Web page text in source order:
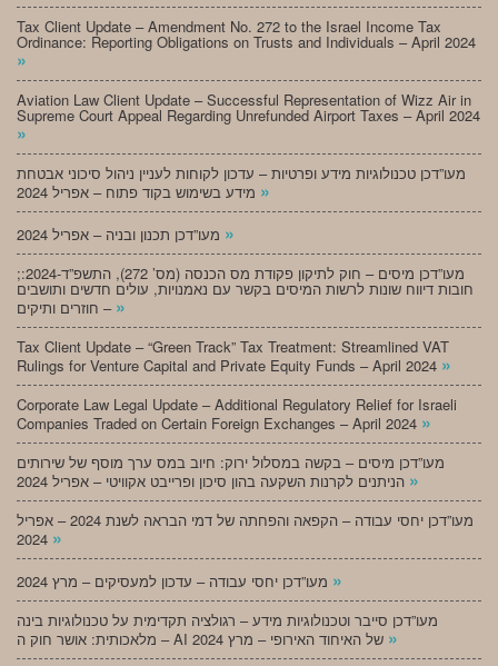
Tax Client Update – Amendment No. 272 to the Israel Income Tax
Ordinance: Reporting Obligations on Trusts and Individuals – April 2024
»
Aviation Law Client Update – Successful Representation of Wizz Air in
Supreme Court Appeal Regarding Unrefunded Airport Taxes – April 2024
»
מעו”דכן טכנולוגיות מידע ופרטיות – עדכון לקוחות לעניין ניהול סיכוני אבטחת
»
»
;מעו”דכן מיסים – חוק לתיקון פקודת מס הכנסה (מס’ 272), התשפ”ד-2024:
חובות דיווח שונות לרשות המיסים בקשר עם נאמנויות, עולים חדשים ותושבים
חוזרים ותיקים – »
Tax Client Update – “Green Track” Tax Treatment: Streamlined VAT
Rulings for Venture Capital and Private Equity Funds – April 2024 »
Corporate Law Legal Update – Additional Regulatory Relief for Israeli
Companies Traded on Certain Foreign Exchanges – April 2024 »
מעו”דכן מיסים – בקשה במסלול ירוק: חיוב במס ערך מוסף של שירותים
»
מעו”דכן יחסי עבודה – הקפאה והפחתה של דמי הבראה לשנת 2024 – אפריל
»
»
מעו”דכן סייבר וטכנולוגיות מידע – רגולציה תקדימית על טכנולוגיות בינה
»